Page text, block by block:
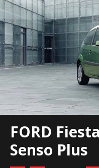
FORD
Senso Plus